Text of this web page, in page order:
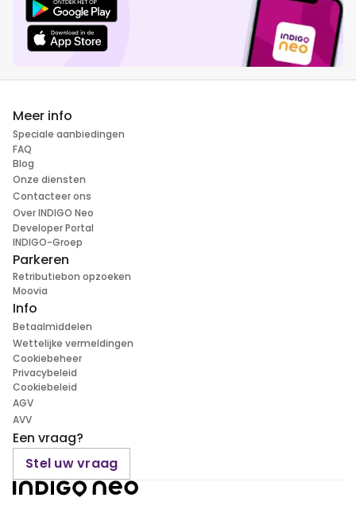
Meer info
Speciale aanbiedingen
FAQ
Blog
Onze diensten
Contacteer ons
Over INDIGO Neo
Developer Portal
INDIGO-Groep
Parkeren
Retributiebon opzoeken
Moovia
Info
Betaalmiddelen
Wettelijke vermeldingen
Cookiebeheer
Privacybeleid
Cookiebeleid
AGV
AVV
Een vraag?
Stel uw vraag